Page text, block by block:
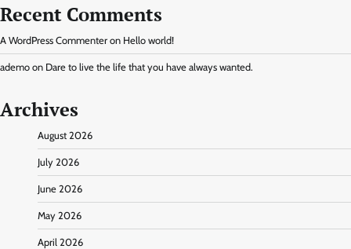
Recent Comments
A WordPress Commenter on Hello world!
ademo on Dare to live the life that you have always wanted.
Archives
August 2026
July 2026
June 2026
May 2026
April 2026